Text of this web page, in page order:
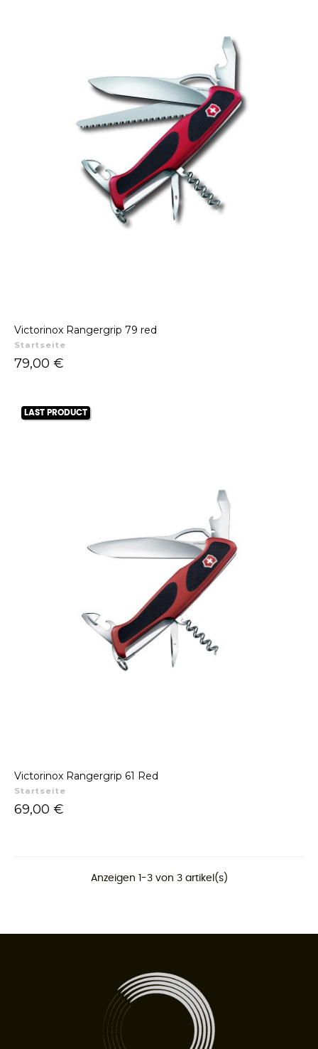
Victorinox Rangergrip 79 red
Startseite
Preis
79,00 €
LAST PRODUCT
Victorinox Rangergrip 61 Red
Startseite
Preis
69,00 €
Anzeigen 1-3 von 3 artikel(s)